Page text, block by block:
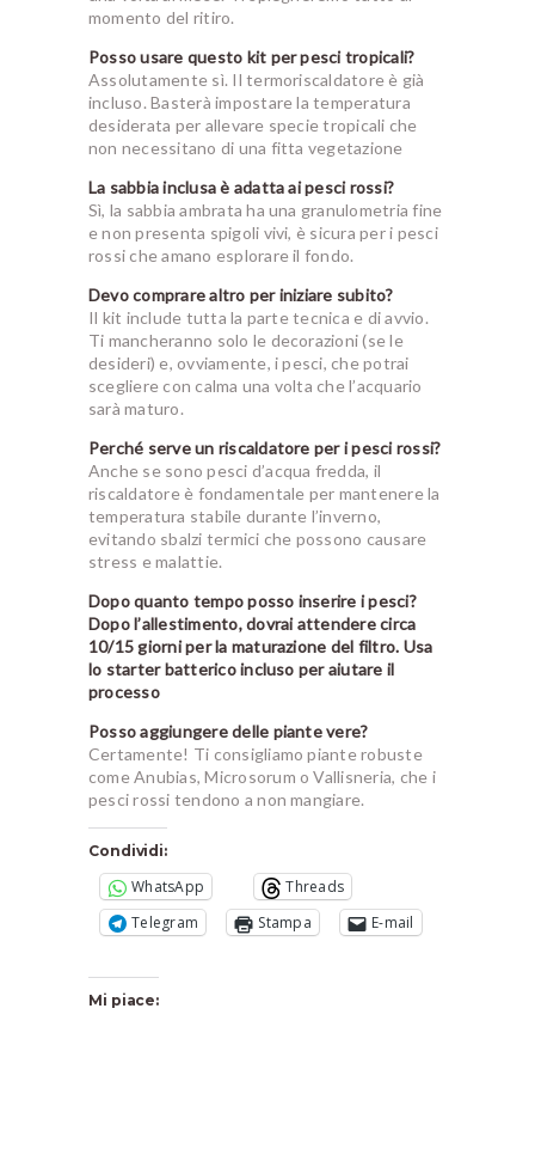
momento del ritiro.
Posso usare questo kit per pesci tropicali?
Assolutamente sì. Il termoriscaldatore è già
incluso. Basterà impostare la temperatura
desiderata per allevare specie tropicali che
non necessitano di una fitta vegetazione
La sabbia inclusa è adatta ai pesci rossi?
Sì, la sabbia ambrata ha una granulometria fine
e non presenta spigoli vivi, è sicura per i pesci
rossi che amano esplorare il fondo.
Devo comprare altro per iniziare subito?
Il kit include tutta la parte tecnica e di avvio.
Ti mancheranno solo le decorazioni (se le
desideri) e, ovviamente, i pesci, che potrai
scegliere con calma una volta che l’acquario
sarà maturo.
Perché serve un riscaldatore per i pesci rossi?
Anche se sono pesci d’acqua fredda, il
riscaldatore è fondamentale per mantenere la
temperatura stabile durante l’inverno,
evitando sbalzi termici che possono causare
stress e malattie.
Dopo quanto tempo posso inserire i pesci?
Dopo l’allestimento, dovrai attendere circa
10/15 giorni per la maturazione del filtro. Usa
lo starter batterico incluso per aiutare il
processo
Posso aggiungere delle piante vere?
Certamente! Ti consigliamo piante robuste
come Anubias, Microsorum o Vallisneria, che i
pesci rossi tendono a non mangiare.
Condividi:
WhatsApp
Threads
Telegram
Stampa E-mail
Mi piace: